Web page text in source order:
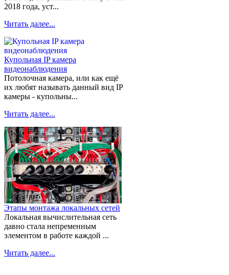
2018 года, уст...
Читать далее...
Купольная IP камера
видеонаблюдения
Потолочная камера, или как ещё
их любят называть данный вид IP
камеры - купольны...
Читать далее...
Этапы монтажа локальных сетей
Локальная вычислительная сеть
давно стала непременным
элементом в работе каждой ...
Читать далее...